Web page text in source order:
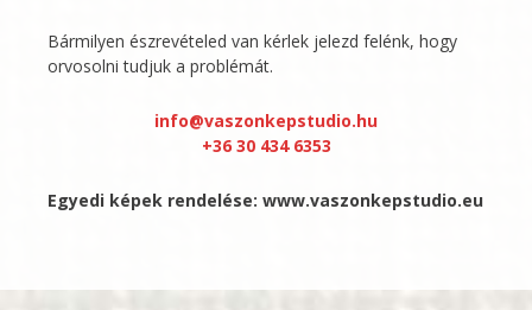
Bármilyen észrevételed van kérlek jelezd felénk, hogy
orvosolni tudjuk a problémát.
info@vaszonkepstudio.hu
+36 30 434 6353
Egyedi képek rendelése: www.vaszonkepstudio.eu